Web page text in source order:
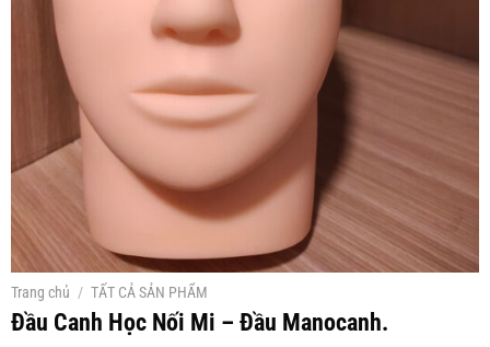
Trang chủ / TẤT CẢ SẢN PHẨM
Đầu Canh Học Nối Mi – Đầu Manocanh.